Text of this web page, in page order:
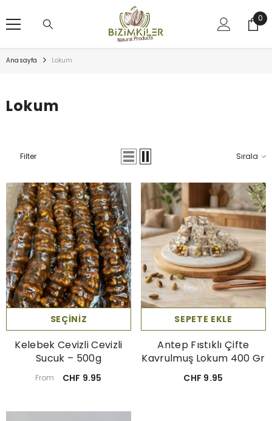
0
0
Anasayfa Lokum
Lokum
Filter Sırala
SEÇINIZ
Kelebek Cevizli Cevizli
Sucuk – 500g
From CHF 9.95
SEPETE EKLE
Antep Fıstıklı Çifte
Kavrulmuş Lokum 400 Gr
CHF 9.95